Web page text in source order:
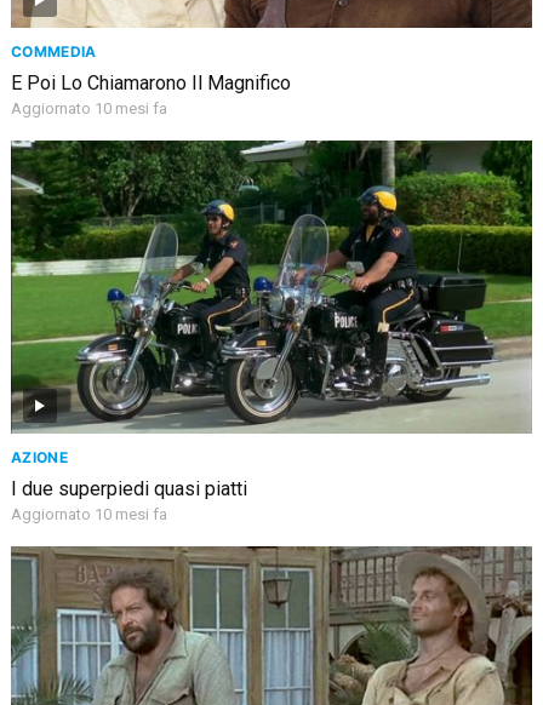
COMMEDIA
E Poi Lo Chiamarono Il Magnifico
Aggiornato 10 mesi fa
AZIONE
I due superpiedi quasi piatti
Aggiornato 10 mesi fa